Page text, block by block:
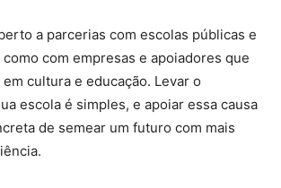
a parcerias com escolas públicas e
com empresas e apoiadores que
cultura e educação. Levar o
escola é simples, e apoiar essa causa
de semear um futuro com mais